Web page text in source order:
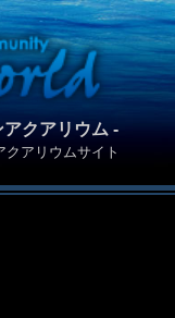
クアリウム -
アリウムサイト